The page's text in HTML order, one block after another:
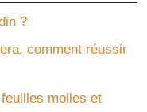
?
comment réussir
molles et